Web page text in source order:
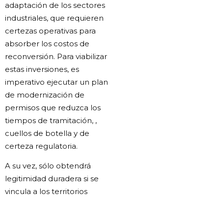
adaptación de los sectores
industriales, que requieren
certezas operativas para
absorber los costos de
reconversión. Para viabilizar
estas inversiones, es
imperativo ejecutar un plan
de modernización de
permisos que reduzca los
tiempos de tramitación, ,
cuellos de botella y de
certeza regulatoria.
A su vez, sólo obtendrá
legitimidad duradera si se
vincula a los territorios